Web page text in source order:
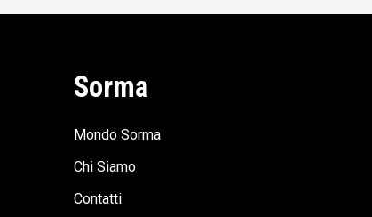
Sorma
Mondo Sorma
Chi Siamo
Contatti